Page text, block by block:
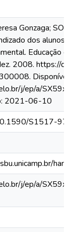
Gonzaga;
dos
Educação
2008. https://
Disponível
j/ep/a/
2021-06-10
S1517-
j/ep/a/